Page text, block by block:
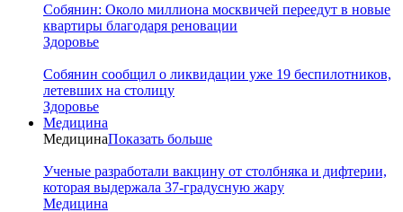
Собянин: Около миллиона москвичей переедут в новые
квартиры благодаря реновации
Здоровье
Собянин сообщил о ликвидации уже 19 беспилотников,
летевших на столицу
Здоровье
Медицина
МедицинаПоказать больше
Ученые разработали вакцину от столбняка и дифтерии,
которая выдержала 37-градусную жару
Медицина